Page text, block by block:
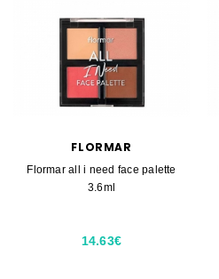
FLORMAR
Flormar all i need face palette
3.6ml
14.63€